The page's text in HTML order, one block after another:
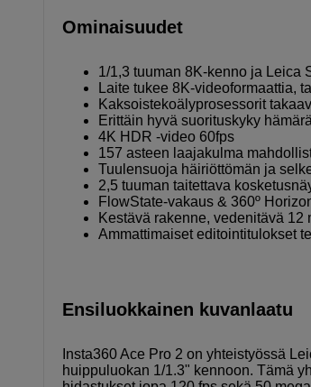
Ominaisuudet
1/1,3 tuuman 8K-kenno ja Leica
Laite tukee 8K-videoformaattia,
Kaksoistekoälyprosessorit
Erittäin hyvä suorituskyky
4K HDR -video 60fps
157 asteen laajakulma
Tuulensuoja häiriöttömän ja
2,5 tuuman taitettava
FlowState-vakaus & 360º
Kestävä rakenne, vedenitävä 12
Ammattimaiset editointitulokset
Ensiluokkainen kuvanlaatu
Insta360 Ace Pro 2 on yhteistyössä
huippuluokan 1/1.3" kennoon. Tämä